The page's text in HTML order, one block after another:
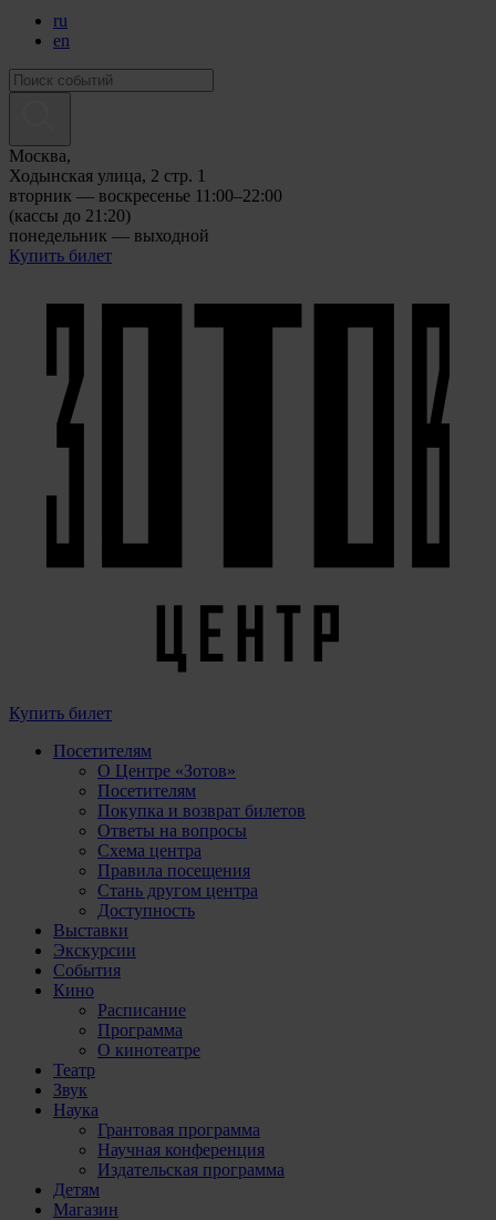
ru
en
Москва,
Ходынская улица, 2 стр. 1
вторник — воскресенье 11:00–22:00
(кассы до 21:20)
понедельник — выходной
Купить билет
Купить билет
Посетителям
О Центре «Зотов»
Посетителям
Покупка и возврат билетов
Ответы на вопросы
Схема центра
Правила посещения
Стань другом центра
Доступность
Выставки
Экскурсии
События
Кино
Расписание
Программа
О кинотеатре
Театр
Звук
Наука
Грантовая программа
Научная конференция
Издательская программа
Детям
Магазин